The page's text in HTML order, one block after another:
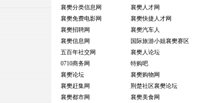
襄樊分类信息网
襄樊人才网
襄樊免费电影网
襄樊快捷人才网
襄樊招聘网
襄樊汽车人
襄樊信息网
国际旅游小姐襄樊赛区
五百年社交网
襄樊人论坛
0710商务网
特购吧
襄樊论坛
襄樊购物网
襄樊赶集网
荆楚社区襄樊论坛
襄樊都市网
襄樊美食网